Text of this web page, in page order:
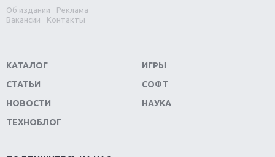
Об издании
Реклама
Вакансии
Контакты
КАТАЛОГ
СТАТЬИ
НОВОСТИ
ТЕХНОБЛОГ
ИГРЫ
СОФТ
НАУКА